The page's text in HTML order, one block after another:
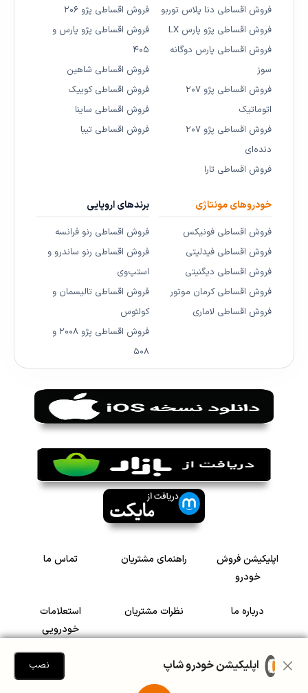
فروش اقساطی دنا پلاس توربو
فروش اقساطی پژو پارس LX
فروش اقساطی پارس دوگانه
سوز
فروش اقساطی پژو ۲۰۷
اتوماتیک
فروش اقساطی پژو ۲۰۷
دنده‌ای
فروش اقساطی تارا
فروش اقساطی پژو ۲۰۶
فروش اقساطی پژو پارس و
۴۰۵
فروش اقساطی شاهین
فروش اقساطی کوییک
فروش اقساطی ساینا
فروش اقساطی تیبا
خودروهای مونتاژی
فروش اقساطی فونیکس
فروش اقساطی فیدلیتی
فروش اقساطی دیگنیتی
فروش اقساطی کرمان موتور
فروش اقساطی لاماری
برندهای اروپایی
فروش اقساطی رنو فرانسه
فروش اقساطی رنو ساندرو و
استپ‌وی
فروش اقساطی تالیسمان و
کولئوس
فروش اقساطی پژو ۲۰۰۸ و
۵۰۸
اپلیکیشن فروش
خودرو
راهنمای مشتریان تماس ما
درباره ما نظرات مشتریان
استعلامات
خودرویی
سرمایه گذاری در
رضایت مشتریاناپلیکیشن خودرو شاپ نصب